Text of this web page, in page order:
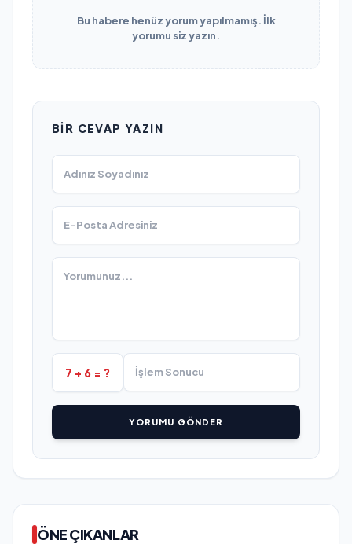
Bu habere henüz yorum yapılmamış. İlk
yorumu siz yazın.
BIR CEVAP YAZIN
7 + 6 = ?
YORUMU GÖNDER
ÖNE ÇIKANLAR